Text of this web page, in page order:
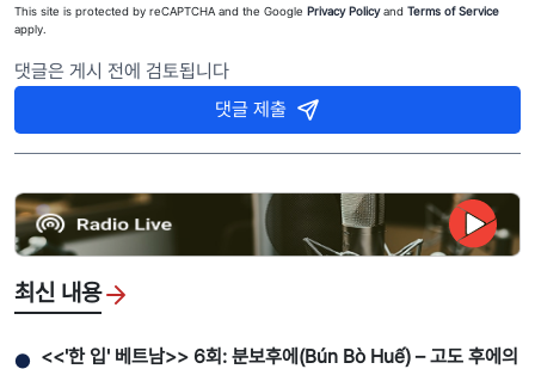
This site is protected by reCAPTCHA and the Google Privacy Policyand Terms of Service
apply.
댓글은 게시 전에 검토됩니다
댓글 제출
최신 내용
● <<'한 입' 베트남>> 6회: 분보후에(Bún Bò Huế) – 고도 후에의